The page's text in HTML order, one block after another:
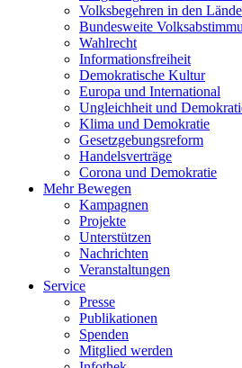
Volksbegehren in den
Bundesweite
Wahlrecht
Informationsfreiheit
Demokratische Kultur
Europa und International
Ungleichheit und
Klima und Demokratie
Gesetzgebungsreform
Handelsverträge
Corona und Demokratie
Mehr Bewegen
Kampagnen
Projekte
Unterstützen
Nachrichten
Veranstaltungen
Service
Presse
Publikationen
Spenden
Mitglied werden